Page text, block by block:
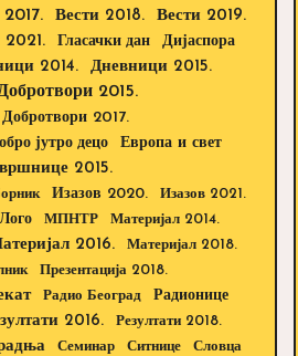
Вести 2018.
Вести 2019.
2021. Гласачки дан Дијаспора
2014.
Дневници 2015.
2015.
Добротвори 2017.
јутро децо Европа и свет
2015.
Изазов 2020.
Изазов 2021.
Лого МПНТР Материјал 2014.
2016.
Материјал 2018.
Презентација 2018.
Радио Београд
Радионице
2016. Резултати 2018.
Семинар Ситнице Словца